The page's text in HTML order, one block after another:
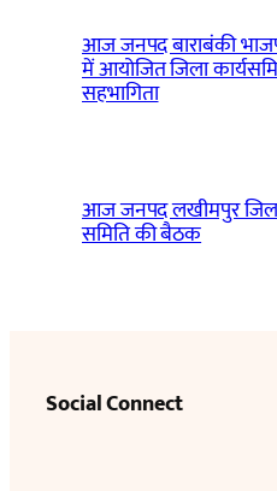
आज जनपद बाराबंकी
में आयोजित जिला
सहभागिता
आज जनपद लखीमपुर
समिति की बैठक
Social Connect